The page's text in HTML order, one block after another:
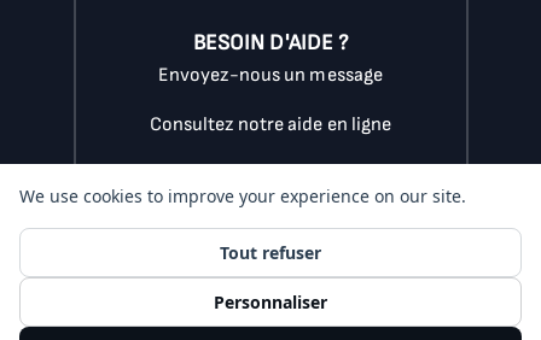
BESOIN D'AIDE ?
Envoyez-nous un message
Consultez notre aide en ligne
du lundi au vendredi
de 9h à 18h
(coût d'un appel local)